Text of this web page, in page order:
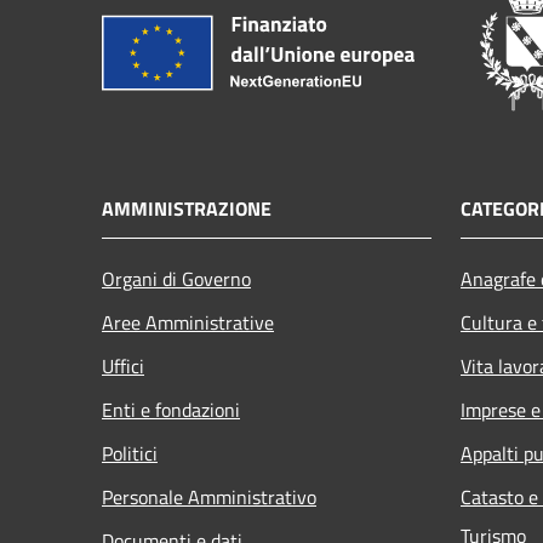
AMMINISTRAZIONE
Organi di Governo
Aree Amministrative
Uffici
Enti e fondazioni
Politici
Personale Amministrativo
Cultura
Vita
Imprese
Appalti
Catasto
Turismo